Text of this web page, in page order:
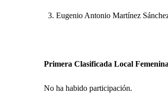
Eugenio Antonio Martínez
Primera Clasificada Local Femenina
No ha habido participación.